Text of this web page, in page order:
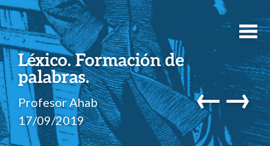
Léxico. Formación de
palabras.
Profesor Ahab
17/09/2019
←→